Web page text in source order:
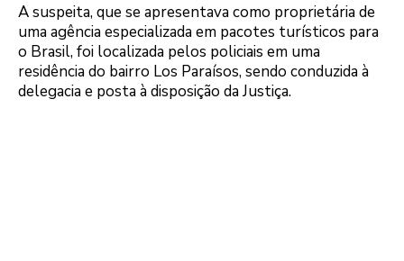
A suspeita, que se apresentava como proprietária de
uma agência especializada em pacotes turísticos para
o Brasil, foi localizada pelos policiais em uma
residência do bairro Los Paraísos, sendo conduzida à
delegacia e posta à disposição da Justiça.